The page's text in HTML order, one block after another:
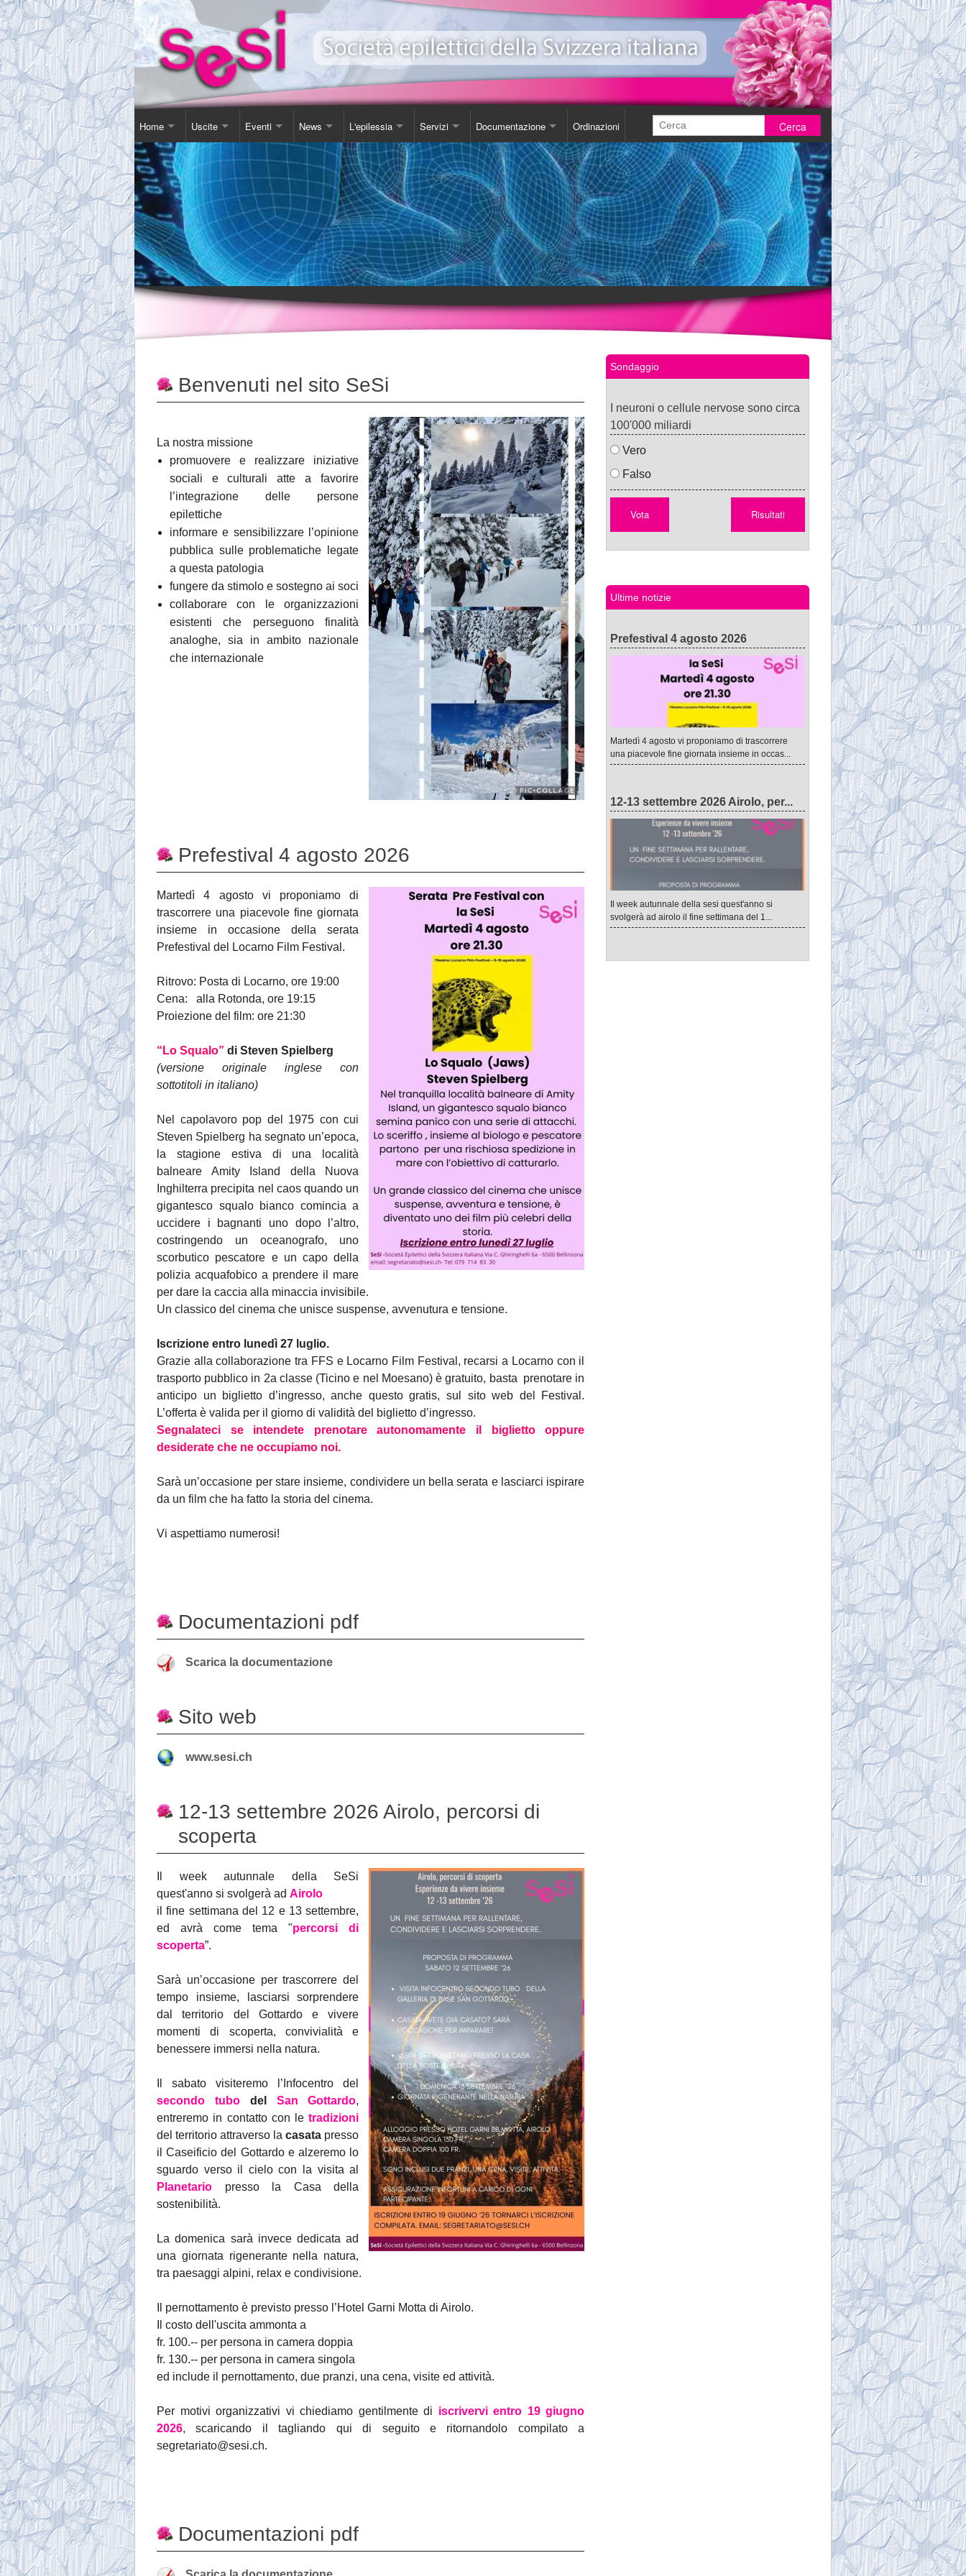
Home
Contatti
Chi Siamo
Comitato
Tassa Sociale
Statuto
Uscite
Corso Soggiorno
Gita Autunnale
Incontri in Piscina
Altro
Eventi
Giornata Inter-Nazionale Epilessia
Corsi e conferenze
Video Presentazione EeXpPiO
Sensibilizzazione
Teatro
News
Comunicazioni
Agenda
Esposizione sull'epilessia
Novita'
L'epilessia
Come Comportarsi
Servizi
Consulenza
Luoghi d'incontro
Biblioteca
Videoteca
Carta SOS
Documentazione
Libro
Studi
DVD
Opuscoli
Ordinazioni
Ordinazioni
Benvenuti nel sito SeSi
La nostra missione
promuovere e realizzare iniziative
sociali e culturali atte a favorire
l’integrazione delle persone
epilettiche
informare e sensibilizzare l’opinione
pubblica sulle problematiche legate
a questa patologia
fungere da stimolo e sostegno ai soci
collaborare con le organizzazioni
esistenti che perseguono finalità
analoghe, sia in ambito nazionale
che internazionale
Prefestival 4 agosto 2026
Martedì 4 agosto vi proponiamo di
trascorrere una piacevole fine giornata
insieme in occasione della serata
Prefestival del Locarno Film Festival.
Ritrovo: Posta di Locarno, ore 19:00
Cena: alla Rotonda, ore 19:15
Proiezione del film: ore 21:30
“Lo Squalo” di Steven Spielberg
(versione originale inglese con
sottotitoli in italiano)
Nel capolavoro pop del 1975 con cui
Steven Spielberg ha segnato un’epoca,
la stagione estiva di una località
balneare Amity Island della Nuova
Inghilterra precipita nel caos quando un
gigantesco squalo bianco comincia a
uccidere i bagnanti uno dopo l’altro,
costringendo un oceanografo, uno
scorbutico pescatore e un capo della
polizia acquafobico a prendere il mare
per dare la caccia alla minaccia invisibile.
Un classico del cinema che unisce suspense, avvenutura e tensione.
Iscrizione entro lunedì 27 luglio.
Grazie alla collaborazione tra FFS e Locarno Film Festival, recarsi a Locarno con il
trasporto pubblico in 2a classe (Ticino e nel Moesano) è gratuito, basta prenotare in
anticipo un biglietto d’ingresso, anche questo gratis, sul sito web del Festival.
L’offerta è valida per il giorno di validità del biglietto d’ingresso.
Segnalateci se intendete prenotare autonomamente il biglietto oppure
desiderate che ne occupiamo noi.
Sarà un’occasione per stare insieme, condividere un bella serata e lasciarci ispirare
da un film che ha fatto la storia del cinema.
Vi aspettiamo numerosi!
Documentazioni pdf
Scarica la documentazione
Sito web
www.sesi.ch
12-13 settembre 2026 Airolo, percorsi di
scoperta
Il week autunnale della SeSi
quest'anno si svolgerà ad Airolo
il fine settimana del 12 e 13 settembre,
ed avrà come tema "percorsi di
scoperta”.
Sarà un’occasione per trascorrere del
tempo insieme, lasciarsi sorprendere
dal territorio del Gottardo e vivere
momenti di scoperta, convivialità e
benessere immersi nella natura.
Il sabato visiteremo l’Infocentro del
secondo tubodel San Gottardo,
entreremo in contatto con letradizioni
del territorio attraverso lacasata presso
il Caseificio del Gottardo e alzeremo lo
sguardo verso il cielo con la visita al
Planetario presso la Casa della
sostenibilità.
La domenica sarà invece dedicata ad
una giornata rigenerante nella natura,
tra paesaggi alpini, relax e condivisione.
Il pernottamento è previsto presso l’Hotel Garni Motta di Airolo.
Il costo dell'uscita ammonta a
fr. 100.-- per persona in camera doppia
fr. 130.-- per persona in camera singola
ed include il pernottamento, due pranzi, una cena, visite ed attività.
Per motivi organizzativi vi chiediamo gentilmente di iscrivervi entro 19 giugno
2026, scaricando il tagliando qui di seguito e ritornandolo compilato a
segretariato@sesi.ch.
Documentazioni pdf
Sondaggio
I neuroni o cellule nervose sono circa
100'000 miliardi
Vero
Falso
Ultime notizie
Prefestival 4 agosto 2026
Martedì 4 agosto vi proponiamo di trascorrere
una piacevole fine giornata insieme in occas...
12-13 settembre 2026 Airolo, per...
Il week autunnale della sesi quest'anno si
svolgerà ad airolo il fine settimana del 1...